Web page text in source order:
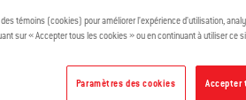
témoins (cookies) pour améliorer l’expérience d’utilisation,
sur « Accepter tous les cookies » ou en continuant à utiliser ce
Accepter
Paramètres des cookies